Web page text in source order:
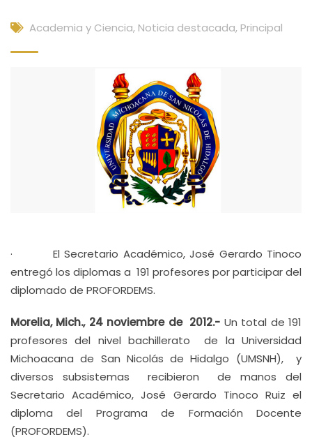
Academia y Ciencia, Noticia destacada, Principal
· El Secretario Académico, José Gerardo Tinoco
entregó los diplomas a 191 profesores por participar del
diplomado de PROFORDEMS.
Morelia, Mich., 24 noviembre de 2012.- Un total de 191
profesores del nivel bachillerato de la Universidad
Michoacana de San Nicolás de Hidalgo (UMSNH), y
diversos subsistemas recibieron de manos del
Secretario Académico, José Gerardo Tinoco Ruiz el
diploma del Programa de Formación Docente
(PROFORDEMS).